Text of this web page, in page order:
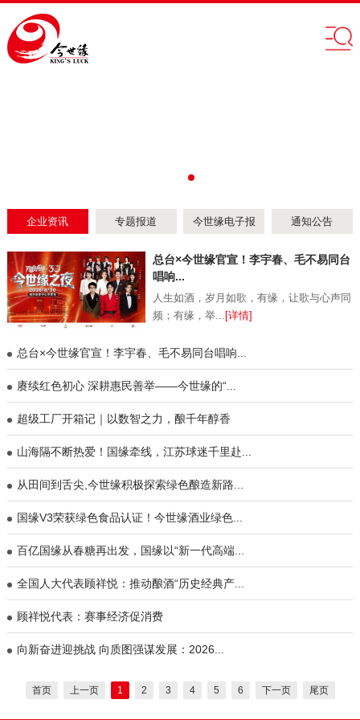
企业资讯 专题报道 今世缘电子报 通知公告
总台×今世缘官宣！李宇春、毛不易同台
唱响...
人生如酒，岁月如歌，有缘，让歌与心声同
频；有缘，举... [详情]
总台×今世缘官宣！李宇春、毛不易同台唱响...
赓续红色初心 深耕惠民善举——今世缘的“...
超级工厂开箱记｜以数智之力，酿千年醇香
山海隔不断热爱！国缘牵线，江苏球迷千里赴...
从田间到舌尖,今世缘积极探索绿色酿造新路...
国缘V3荣获绿色食品认证！今世缘酒业绿色...
百亿国缘从春糖再出发，国缘以“新一代高端...
全国人大代表顾祥悦：推动酿酒“历史经典产...
顾祥悦代表：赛事经济促消费
向新奋进迎挑战 向质图强谋发展：2026...
首页 上一页 1 2 3 4 5 6 下一页 尾页